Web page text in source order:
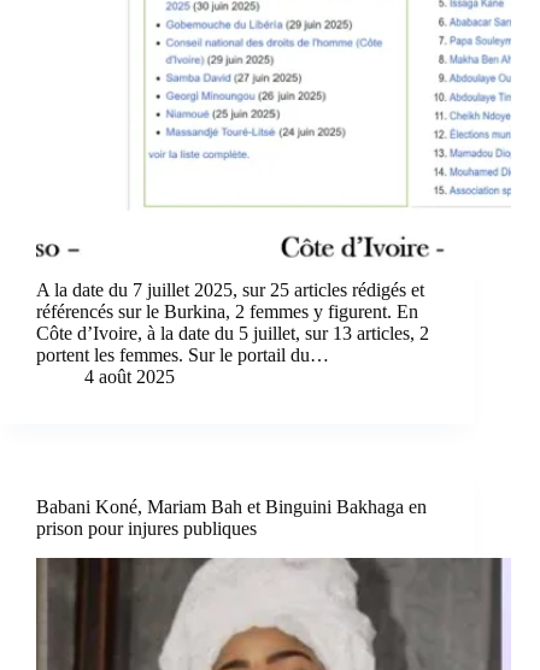
A la date du 7 juillet 2025, sur 25 articles rédigés et
référencés sur le Burkina, 2 femmes y figurent. En
Côte d’Ivoire, à la date du 5 juillet, sur 13 articles, 2
portent les femmes. Sur le portail du…
4 août 2025
Babani Koné, Mariam Bah et Binguini Bakhaga en
prison pour injures publiques